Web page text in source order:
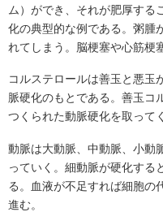
ム）ができ、それが肥厚する
化の典型的な例である。粥腫
れてしまう。脳梗塞や心筋梗
コルステロールは善玉と悪玉
脈硬化のもとである。善玉コ
つくられた動脈硬化を取って
動脈は大動脈、中動脈、小動
っていく。細動脈が硬化する
る。血液が不足すれば細胞の
進む。